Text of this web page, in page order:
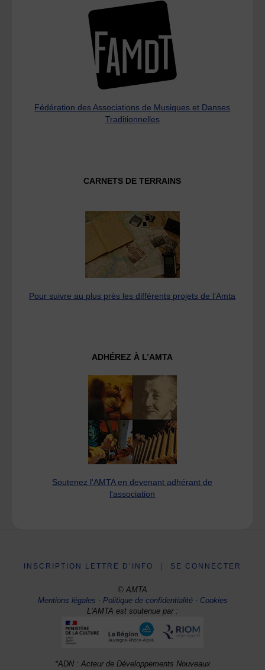
Fédération des Associations de Musiques et Danses
Traditionnelles
CARNETS DE TERRAINS
Pour suivre au plus près les différents projets de l’Amta
ADHÉREZ À L’AMTA
Soutenez l'AMTA en devenant adhérant de
l'association
INSCRIPTION LETTRE D’INFO SE CONNECTER
© AMTA
Mentions légales -Politique de confidentialité- Cookies
L'AMTA est soutenue par :
*ADN : Acteur de Développements Nouveaux